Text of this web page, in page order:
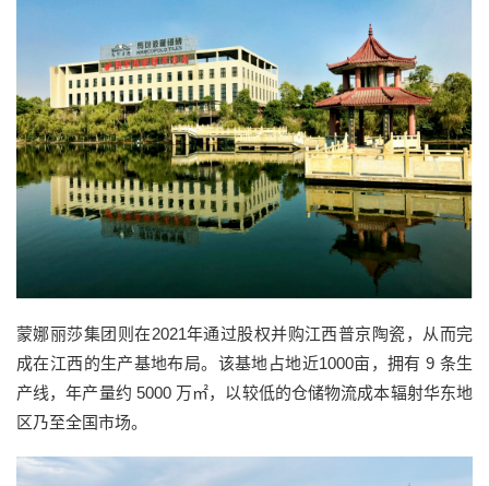
蒙娜丽莎集团则在2021年通过股权并购江西普京陶瓷，从而完
成在江西的生产基地布局。该基地占地近1000亩，拥有 9 条生
产线，年产量约 5000 万㎡，以较低的仓储物流成本辐射华东地
区乃至全国市场。